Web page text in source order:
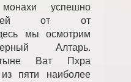
успешно
от от
мы осмотрим
Алтарь.
Ват Пхра
пяти наиболее